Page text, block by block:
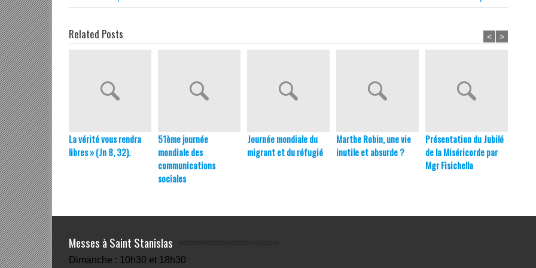
Related Posts
La vérité vous rendra
libres » (Jn 8, 32).
51ème journée
mondiale des
communications
sociales
Journée mondiale du
migrant et du réfugié
Marthe Robin, une vie
inutile et absurde ?
Présentation du Jubilé
de la Miséricorde par
Mgr Fisichella
< >
Messes à Saint Stanislas
Dimanche : 10h30 et 18h30